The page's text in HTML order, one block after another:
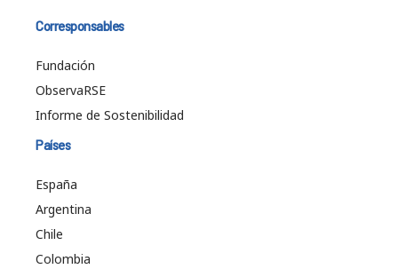
Corresponsables
Fundación
ObservaRSE
Informe de Sostenibilidad
Países
España
Argentina
Chile
Colombia